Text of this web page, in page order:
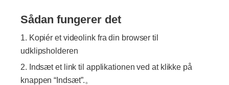
Sådan fungerer det
Kopiér et videolink fra din browser til
udklipsholderen
Indsæt et link til applikationen ved at klikke på
knappen “Indsæt”.。